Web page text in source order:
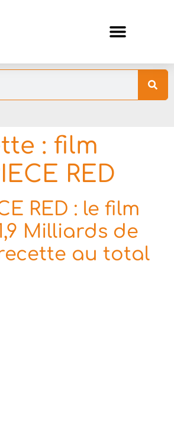
: film
RED
RED : le film
Milliards de
au total